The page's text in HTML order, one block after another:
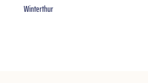
Winterthur